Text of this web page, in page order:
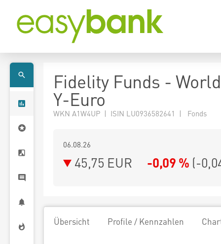
Fidelity Funds -
Y-Euro
WKN A1W4UP | ISIN LU0936582641 | Fonds
06.08.26
45,75 EUR -0,09 % (-
Übersicht Profile / Kennzahlen